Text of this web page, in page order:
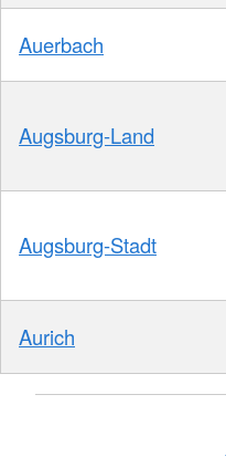
Auerbach
Augsburg-Land
Augsburg-Stadt
Aurich